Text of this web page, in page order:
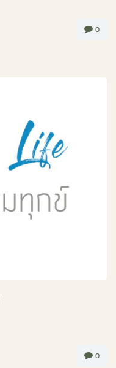
0
0